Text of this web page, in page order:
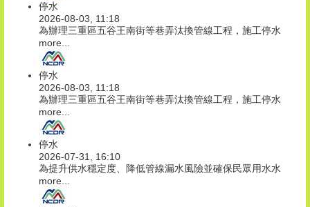
停水
2026-08-03, 11:18
為辦理三重區五谷王南街等巷弄汰換管線工程，施工停水
more...
停水
2026-08-03, 11:18
為辦理三重區五谷王南街等巷弄汰換管線工程，施工停水
more...
停水
2026-07-31, 16:10
為提升供水穩定度、降低管線漏水風險並確保民眾用水水
more...